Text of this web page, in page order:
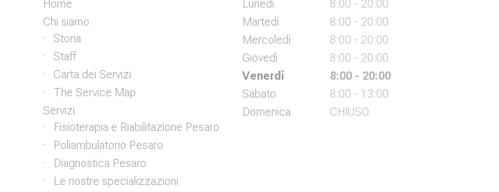
Home
Chi siamo
Storia
Staff
Carta dei Servizi
The Service Map
Servizi
Fisioterapia e Riabilitazione Pesaro
Poliambulatorio Pesaro
Diagnostica Pesaro
Le nostre specializzazioni
Lunedì
8:00 - 20:00
Martedì
8:00 - 20:00
Mercoledì
8:00 - 20:00
Giovedì
8:00 - 20:00
Venerdì
8:00 - 20:00
Sabato
8:00 - 13:00
Domenica
CHIUSO